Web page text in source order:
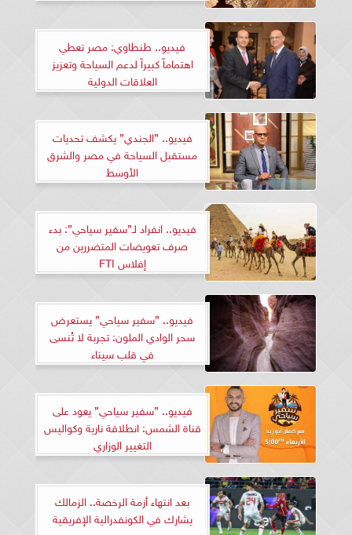
فيديو.. طنطاوي: مصر تعطي
اهتماماً كبيراً لدعم السياحة وتعزيز
العلاقات الدولية
فيديو.. ”الجندي” يكشف تحديات
مستقبل السياحة في مصر والشرق
الأوسط
فيديو.. انفراد لـ”سفير سياحي”: بدء
صرف تعويضات المتضررين من
إفلاس FTI
فيديو.. ”سفير سياحي” يستعرض
سحر الوادي الملون: تجربة لا تُنسى
في قلب سيناء
فيديو.. ”سفير سياحي” يعود على
قناة الشمس: انطلاقة نارية وكواليس
التغيير الوزاري
بعد انتهاء أزمة الرخصة.. الزمالك
يشارك في الكونفدرالية الإفريقية